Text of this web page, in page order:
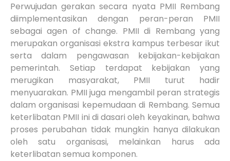
Perwujudan gerakan secara nyata PMII Rembang
diimplementasikan dengan peran-peran PMII
sebagai agen of change. PMII di Rembang yang
merupakan organisasi ekstra kampus terbesar ikut
serta dalam pengawasan kebijakan-kebijakan
pemerintah. Setiap terdapat kebijakan yang
merugikan masyarakat, PMII turut hadir
menyuarakan. PMII juga mengambil peran strategis
dalam organisasi kepemudaan di Rembang. Semua
keterlibatan PMII ini di dasari oleh keyakinan, bahwa
proses perubahan tidak mungkin hanya dilakukan
oleh satu organisasi, melainkan harus ada
keterlibatan semua komponen.